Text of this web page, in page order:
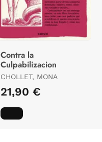
Contra la
Culpabilizacion
CHOLLET, MONA
21,90 €